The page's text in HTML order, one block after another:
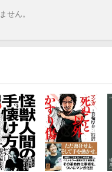
ラーメン屋を経営したり
たない。
いことや意識が高くなる
。こんな本を読んでいる
せん。